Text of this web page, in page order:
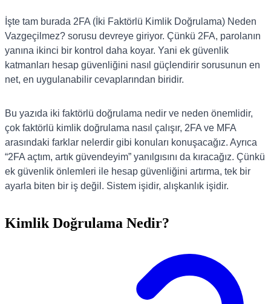
İşte tam burada 2FA (İki Faktörlü Kimlik Doğrulama) Neden
Vazgeçilmez? sorusu devreye giriyor. Çünkü 2FA, parolanın
yanına ikinci bir kontrol daha koyar. Yani ek güvenlik
katmanları hesap güvenliğini nasıl güçlendirir sorusunun en
net, en uygulanabilir cevaplarından biridir.
Bu yazıda iki faktörlü doğrulama nedir ve neden önemlidir,
çok faktörlü kimlik doğrulama nasıl çalışır, 2FA ve MFA
arasındaki farklar nelerdir gibi konuları konuşacağız. Ayrıca
“2FA açtım, artık güvendeyim” yanılgısını da kıracağız. Çünkü
ek güvenlik önlemleri ile hesap güvenliğini artırma, tek bir
ayarla biten bir iş değil. Sistem işidir, alışkanlık işidir.
Kimlik Doğrulama Nedir?